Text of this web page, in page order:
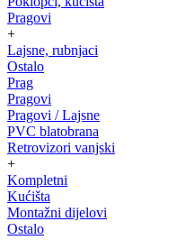
Pragovi
+
Lajsne, rubnjaci
Ostalo
Prag
Pragovi
Pragovi / Lajsne
PVC blatobrana
Retrovizori vanjski
+
Kompletni
Kućišta
Montažni dijelovi
Ostalo